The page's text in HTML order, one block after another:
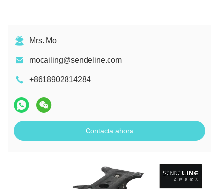
Mrs. Mo
mocailing@sendeline.com
+8618902814284
Contacta ahora